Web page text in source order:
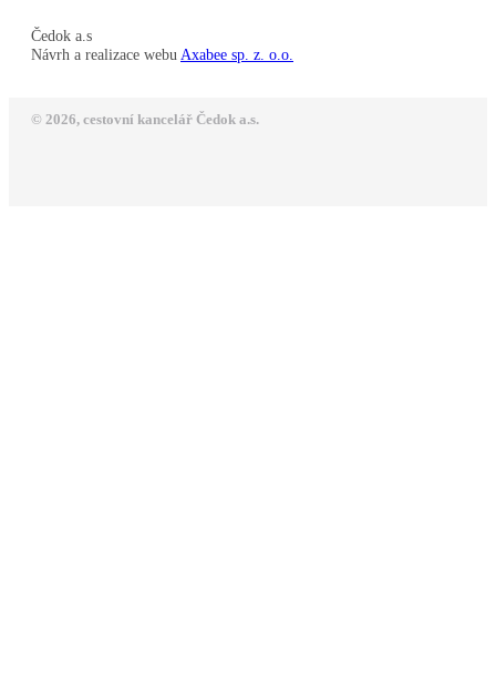
Čedok a.s
Návrh a realizace webu Axabee sp. z. o.o.
© 2026, cestovní kancelář Čedok a.s.